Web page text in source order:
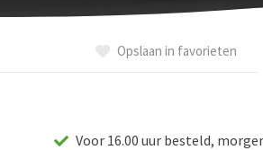
Opslaan in favorieten
Voor 16.00 uur besteld,